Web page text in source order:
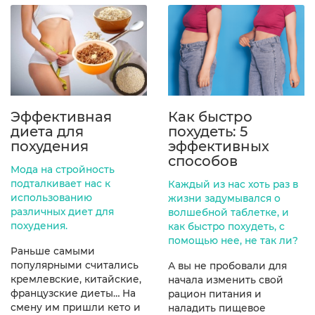
Эффективная
диета для
похудения
Мода на стройность
подталкивает нас к
использованию
различных диет для
похудения.
Раньше самыми
популярными считались
кремлевские, китайские,
французские диеты… На
смену им пришли кето и
Как быстро
похудеть: 5
эффективных
способов
Каждый из нас хоть раз в
жизни задумывался о
волшебной таблетке, и
как быстро похудеть, с
помощью нее, не так ли?
А вы не пробовали для
начала изменить свой
рацион питания и
наладить пищевое